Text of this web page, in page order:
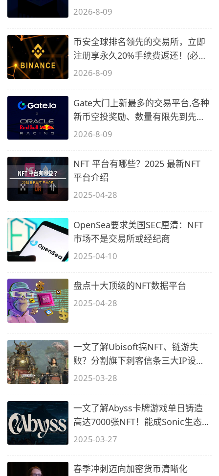
备1)
2026-8-09
币安全球排名领先的交易所，立即
注册享永久20%手续费返还！(必备
2)
2026-8-09
Gate大门上新最多的交易平台,各种
新币空投奖励、数量有限先到先
得…
2026-8-09
NFT 平台有哪些？2025 最新NFT
平台介绍
2025-04-28
OpenSea要求美国SEC厘清：NFT
市场不是交易所或经纪商
2025-04-10
盘点十大顶级的NFT数据平台
2025-04-28
一文了解Ubisoft搞NFT、链游失
败？分割旗下刺客信条三大IP设子
公司 腾
2025-03-28
一文了解Abyss卡牌游戏单日铸造
高达7000张NFT！能成Sonic生态
GameFi龙
2025-03-27
春季冲刺迈向加密货币清晰化